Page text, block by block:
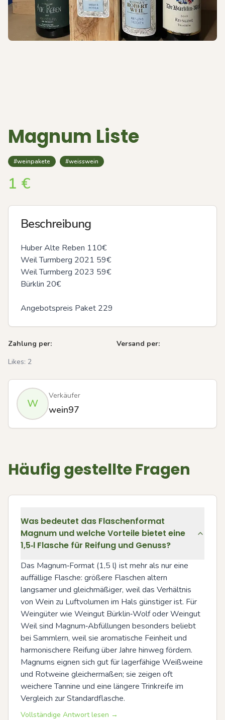
Magnum Liste
#weinpakete #weisswein
1 €
Beschreibung
Huber Alte Reben 110€
Weil Turmberg 2021 59€
Weil Turmberg 2023 59€
Bürklin 20€
Angebotspreis Paket 229
Zahlung per:
Versand per:
Likes: 2
W
Verkäufer
wein97
Häufig gestellte Fragen
Was bedeutet das Flaschenformat
Magnum und welche Vorteile bietet eine
1,5‑l Flasche für Reifung und Genuss?
Das Magnum‑Format (1,5 l) ist mehr als nur eine
auffällige Flasche: größere Flaschen altern
langsamer und gleichmäßiger, weil das Verhältnis
von Wein zu Luftvolumen im Hals günstiger ist. Für
Weingüter wie Weingut Bürklin‑Wolf oder Weingut
Weil sind Magnum‑Abfüllungen besonders beliebt
bei Sammlern, weil sie aromatische Feinheit und
harmonischere Reifung über Jahre hinweg fördern.
Magnums eignen sich gut für lagerfähige Weißweine
und Rotweine gleichermaßen; sie zeigen oft
weichere Tannine und eine längere Trinkreife im
Vergleich zur Standardflasche.
Vollständige Antwort lesen →